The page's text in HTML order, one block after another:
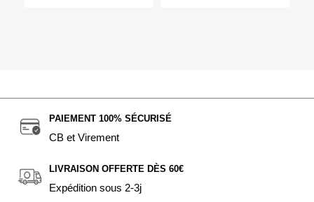
PAIEMENT 100% SÉCURISÉ
CB et Virement
LIVRAISON OFFERTE DÈS 60€
Expédition sous 2-3j